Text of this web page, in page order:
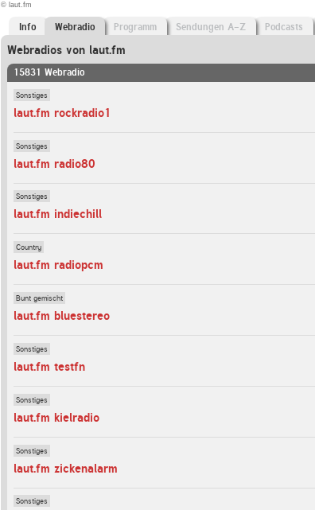
© laut.fm
Info Webradio Programm Sendungen A-Z Podcasts
Webradios von laut.fm
15831 Webradio
Sonstiges
laut.fm rockradio1
Sonstiges
laut.fm radio80
Sonstiges
laut.fm indiechill
Country
laut.fm radiopcm
Bunt gemischt
laut.fm bluestereo
Sonstiges
laut.fm testfn
Sonstiges
laut.fm kielradio
Sonstiges
laut.fm zickenalarm
Sonstiges